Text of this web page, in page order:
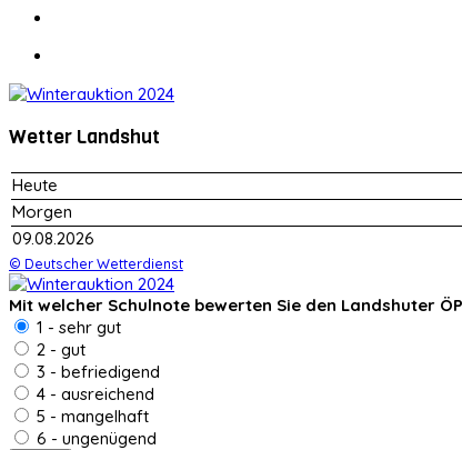
Wetter Landshut
Heute
Morgen
09.08.2026
© Deutscher Wetterdienst
Mit welcher Schulnote bewerten Sie den Landshuter
1 - sehr gut
2 - gut
3 - befriedigend
4 - ausreichend
5 - mangelhaft
6 - ungenügend